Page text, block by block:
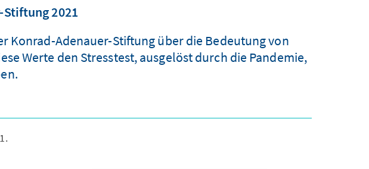
Stiftung 2021
Konrad-Adenauer-Stiftung über die Bedeutung von
Werte den Stresstest, ausgelöst durch die Pandemie,